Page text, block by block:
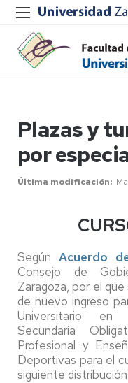
Plazas y
por
Última modificación
Según Acuerdo
Consejo de
Zaragoza, por el
de nuevo ingreso
Universitario en
Secundaria
Profesional y
Deportivas para el
siguiente